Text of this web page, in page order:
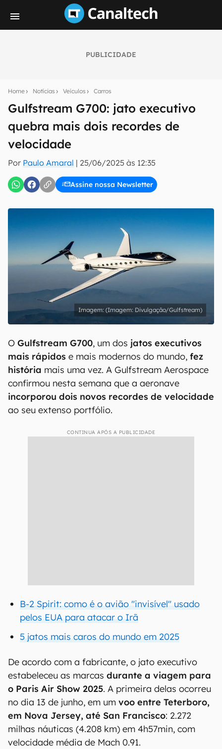
PUBLICIDADE
Home Notícias Veículos Carros
Gulfstream G700: jato executivo
quebra mais dois recordes de
velocidade
Por Paulo Amaral | 25/06/2025 às 12:35
Assine nossa Newsletter
notícias e reviews sobre tecnologia em primeira
mão.
E-mail
inscreva-se
Uso e Política de Privacidade do Canaltech.
(Imagem: Divulgação/Gulfstream)
O Gulfstream G700, um dos jatos executivos
mais rápidos e mais modernos do mundo, fez
história mais uma vez. A Gulfstream Aerospace
confirmou nesta semana que a aeronave
incorporou dois novos recordes de velocidade
ao seu extenso portfólio.
CONTINUA APÓS A PUBLICIDADE
B-2 Spirit: como é o avião "invisível" usado
pelos EUA para atacar o Irã
5 jatos mais caros do mundo em 2025
De acordo com a fabricante, o jato executivo
estabeleceu as marcas durante a viagem para
o Paris Air Show 2025. A primeira delas ocorreu
no dia 13 de junho, em um voo entre Teterboro,
em Nova Jersey, até San Francisco: 2.272
milhas náuticas (4.208 km) em 4h57min, com
velocidade média de Mach 0.91.